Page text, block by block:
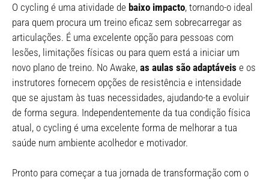
O cycling é uma atividade de baixo impacto, tornando-o ideal
para quem procura um treino eficaz sem sobrecarregar as
articulações. É uma excelente opção para pessoas com
lesões, limitações físicas ou para quem está a iniciar um
novo plano de treino. No Awake, as aulas são adaptáveis e os
instrutores fornecem opções de resistência e intensidade
que se ajustam às tuas necessidades, ajudando-te a evoluir
de forma segura. Independentemente da tua condição física
atual, o cycling é uma excelente forma de melhorar a tua
saúde num ambiente acolhedor e motivador.
Pronto para começar a tua jornada de transformação com o